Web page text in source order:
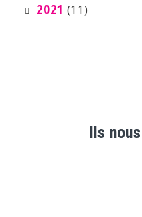
2021 (11)
Ils